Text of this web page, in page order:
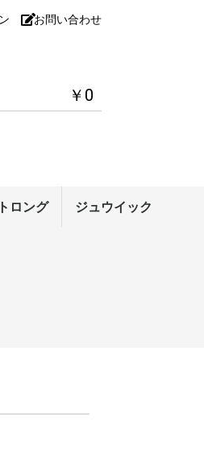
お問い合わせ
￥0
ン系裏ソフト
ソフト
ソフト
ール性裏ソフ
ン系表ソフト
ー
ンテナンス
メンテナンス
ロング
シェーク
ペン
ジュウイック